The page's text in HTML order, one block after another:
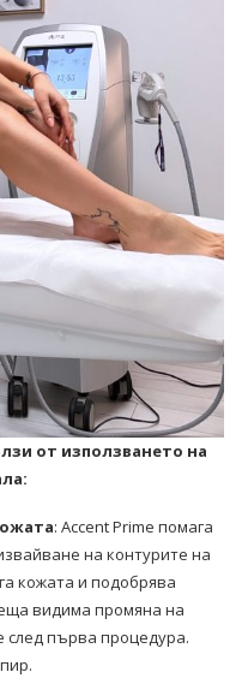
от използването на
: Accent Prime помага
на контурите на
кожата и подобрява
видима промяна на
след първа процедура.